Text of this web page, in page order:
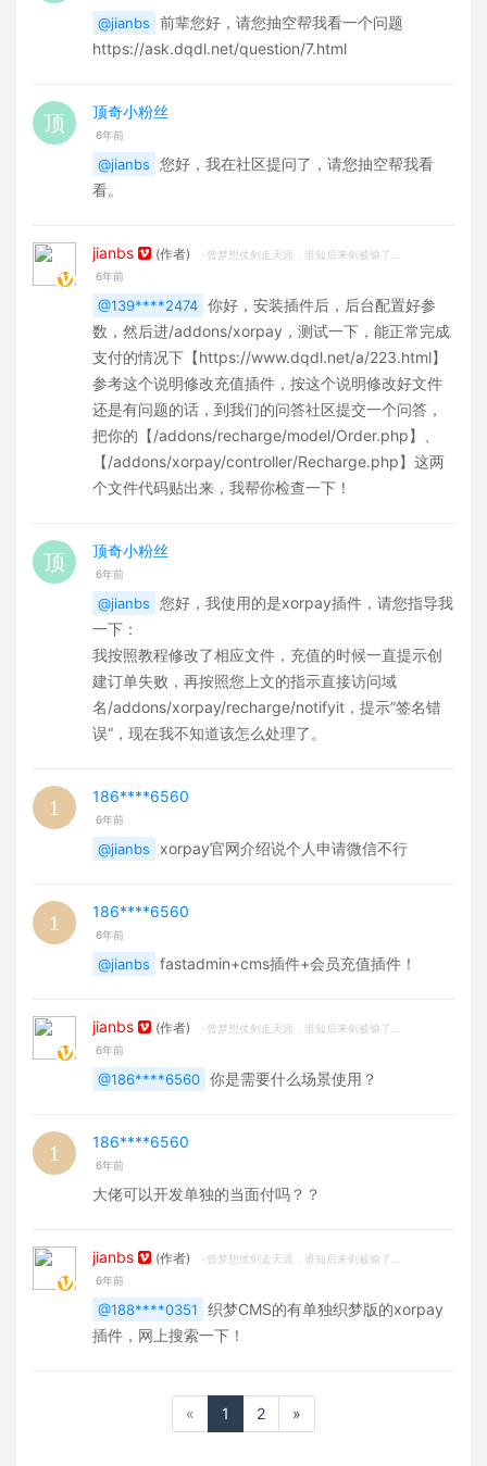
@jianbs
前辈您好，请您抽空帮我看一个问题
https://ask.dqdl.net/question/7.html
顶奇小粉丝
6年前
@jianbs
您好，我在社区提问了，请您抽空帮我看
看。
jianbs (作者)
-曾梦想仗剑走天涯，谁知后来剑被偷了...
6年前
@139****2474 你好，安装插件后，后台配置好参
数，然后进/addons/xorpay，测试一下，能正常完成
支付的情况下【https://www.dqdl.net/a/223.html】
参考这个说明修改充值插件，按这个说明修改好文件
还是有问题的话，到我们的问答社区提交一个问答，
把你的【/addons/recharge/model/Order.php】、
【/addons/xorpay/controller/Recharge.php】这两
个文件代码贴出来，我帮你检查一下！
顶奇小粉丝
6年前
@jianbs
您好，我使用的是xorpay插件，请您指导我
一下：
我按照教程修改了相应文件，充值的时候一直提示创
建订单失败，再按照您上文的指示直接访问域
名/addons/xorpay/recharge/notifyit，提示”签名错
误“，现在我不知道该怎么处理了。
186****6560
6年前
@jianbs xorpay官网介绍说个人申请微信不行
186****6560
6年前
@jianbs fastadmin+cms插件+会员充值插件！
jianbs (作者)
-曾梦想仗剑走天涯，谁知后来剑被偷了...
6年前
@186****6560 你是需要什么场景使用？
186****6560
6年前
大佬可以开发单独的当面付吗？？
jianbs (作者)
-曾梦想仗剑走天涯，谁知后来剑被偷了...
6年前
@188****0351
织梦CMS的有单独织梦版的xorpay
插件，网上搜索一下！
« 1 2 »